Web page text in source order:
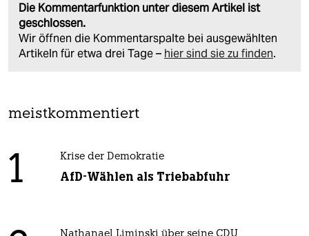
Die Kommentarfunktion unter diesem Artikel ist
geschlossen.
Wir öffnen die Kommentarspalte bei ausgewählten
Artikeln für etwa drei Tage – hier sind sie zu finden.
meistkommentiert
1 Krise der Demokratie
AfD-Wählen als Triebabfuhr